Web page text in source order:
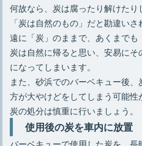
何故なら、炭は腐ったり解けたり
「炭は自然のもの」だと勘違い
遠に「炭」のままで、あくまでも
炭は自然に帰ると思い、安易に
になってしまいます。
また、砂浜でのバーベキュー後
方が大やけどをしてしまう可能性
炭の処分は慎重に行いましょう。
使用後の炭を車内に放置
バーベキューで使用した炭を、